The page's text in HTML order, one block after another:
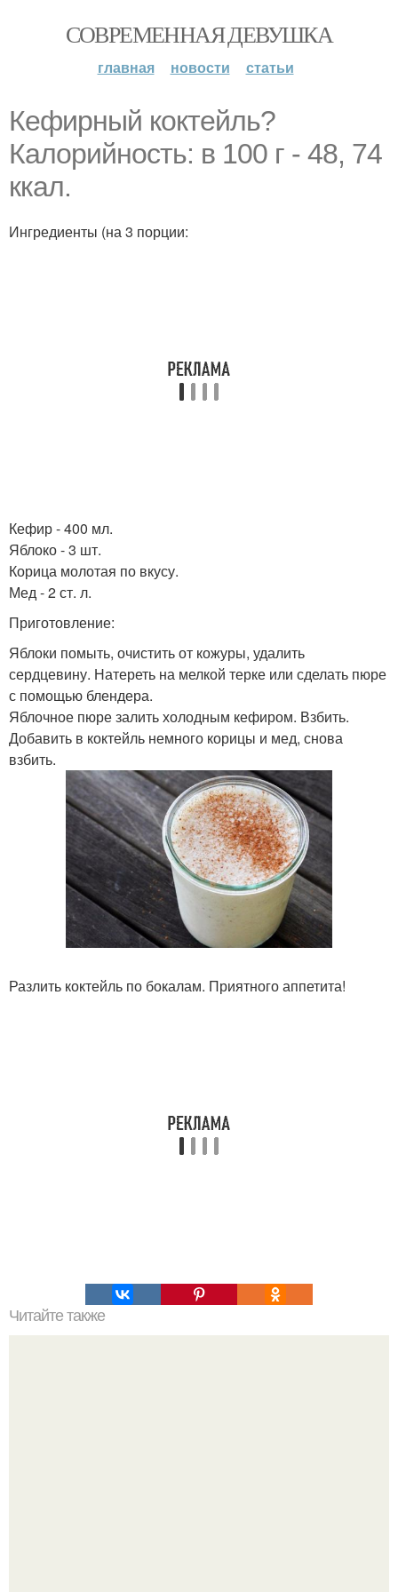
СОВРЕМЕННАЯ ДЕВУШКА
главная новости статьи
Кефирный коктейль?
Калорийность: в 100 г - 48, 74
ккал.
Ингредиенты (на 3 порции:
Кефир - 400 мл.
Яблоко - 3 шт.
Корица молотая по вкусу.
Мед - 2 ст. л.
Приготовление:
Яблоки помыть, очистить от кожуры, удалить
сердцевину. Натереть на мелкой терке или сделать пюре
с помощью блендера.
Яблочное пюре залить холодным кефиром. Взбить.
Добавить в коктейль немного корицы и мед, снова
взбить.
Разлить коктейль по бокалам. Приятного аппетита!
Читайте также